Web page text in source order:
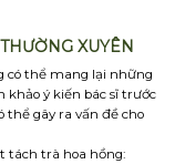
XUYÊN
có thể mang lại những
khảo ý kiến ​​bác sĩ trước
thể gây ra vấn đề cho
tách trà hoa hồng: